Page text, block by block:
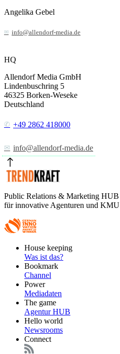
Angelika Gebel
info@allendorf-media.de
HQ
Allendorf Media GmbH
Lindenbuschring 5
46325 Borken-Weseke
Deutschland
+49 2862 418000
info@allendorf-media.de
Public Relations & Marketing HUB
für innovative Agenturen und KMU
FooterHouse keeping
Was ist das?
Bookmark
Channel
Power
Mediadaten
The game
Agentur HUB
Hello world
Newsrooms
Connect